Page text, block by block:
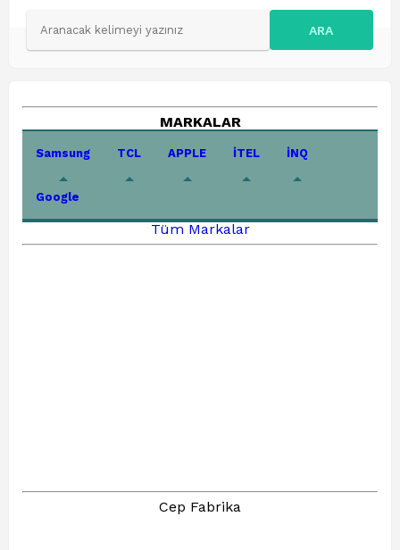
ARA
MARKALAR
Samsung TCL APPLE İTEL İNQ
Google
Tüm Markalar
Cep Fabrika